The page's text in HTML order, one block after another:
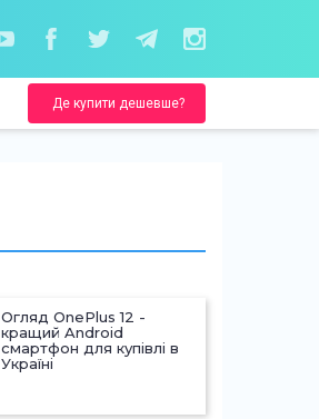
Де купити дешевше?
Огляд OnePlus 12 -
кращий Android
смартфон для купівлі в
Україні